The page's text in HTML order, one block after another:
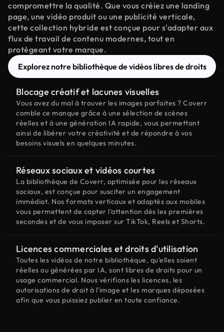
compromettre la qualité. Que vous créiez une landing
page, une vidéo produit ou une publicité verticale,
cette collection hybride est conçue pour s'adapter aux
flux de travail de contenu modernes, tout en
protégeant votre marque.
Explorez notre bibliothèque de vidéos libres de droits
Blocage créatif et lacunes visuelles
Vous avez du mal à trouver les images parfaites ? Coverr
comble ce manque grâce à une sélection de scènes
réelles et à une génération IA rapide, vous permettant
ainsi de libérer votre créativité et de répondre à vos
besoins visuels en quelques minutes.
Réseaux sociaux et vidéos courtes
La bibliothèque de Coverr, optimisée pour les réseaux
sociaux, est conçue pour susciter un engagement
immédiat. Nos formats verticaux et adaptés aux mobiles
vous permettent de capter l'attention dès les premières
secondes et de vous imposer sur TikTok, Reels et Shorts.
Licences commerciales et droits d'utilisation
Toutes les vidéos de notre bibliothèque, qu'elles soient
réelles ou générées par IA, sont libres de droits pour un
usage commercial. Nous vérifions les licences, les
autorisations de droit à l'image et les marques déposées
afin que vous puissiez publier en toute confiance.